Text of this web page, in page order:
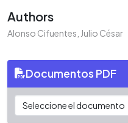
Authors
Alonso Cifuentes, Julio César
Documentos PDF